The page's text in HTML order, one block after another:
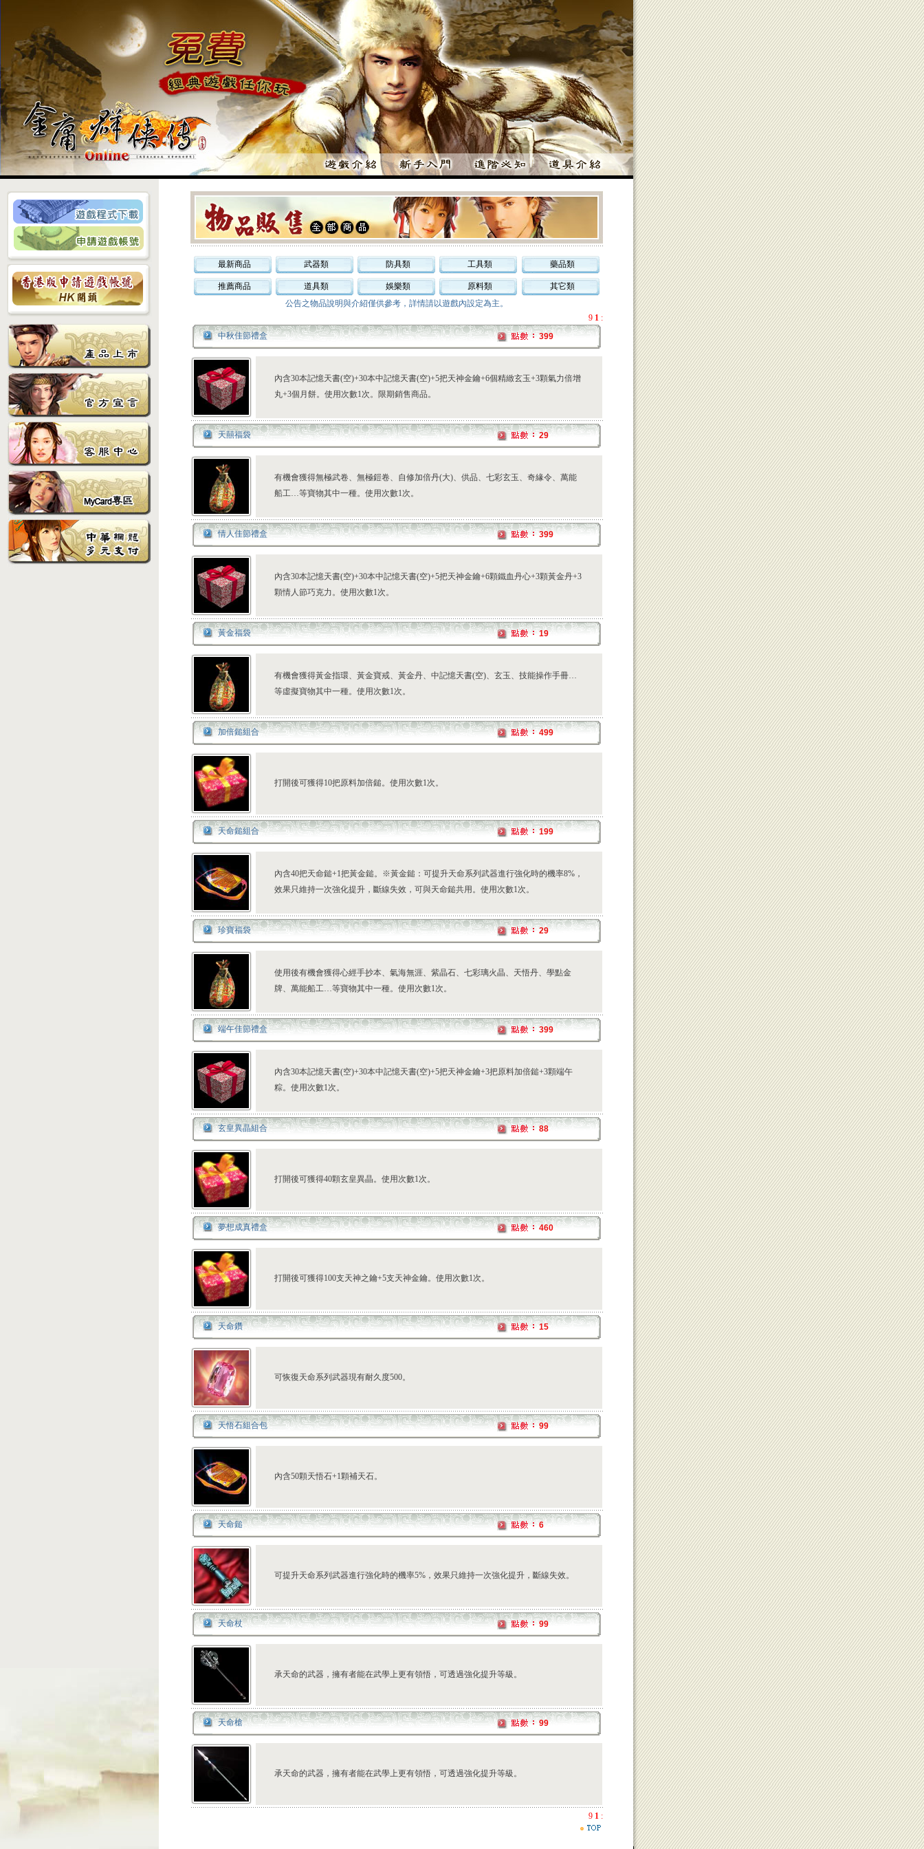
最新商品 武器類 防具類 工具類 藥品類
推薦商品 道具類 娛樂類 原料類
其它類
公告之物品說明與介紹僅供參考，詳情請以遊戲內設定為主。
9 1 :
中秋佳節禮盒
399
內含30本記憶天書(空)+30本中記憶天書(空)+5把天神金鑰+6個精緻玄玉+3顆氣力倍增
丸+3個月餅。使用次數1次。限期銷售商品。
天囍福袋 29
有機會獲得無極武卷、無極鎧卷、自修加倍丹(大)、供品、七彩玄玉、奇緣令、萬能
船工…等寶物其中一種。使用次數1次。
情人佳節禮盒 399
內含30本記憶天書(空)+30本中記憶天書(空)+5把天神金鑰+6顆鐵血丹心+3顆黃金丹+3
顆情人節巧克力。使用次數1次。
黃金福袋 19
有機會獲得黃金指環、黃金寶戒、黃金丹、中記憶天書(空)、玄玉、技能操作手冊…
等虛擬寶物其中一種。使用次數1次。
加倍鎚組合 499
打開後可獲得10把原料加倍鎚。使用次數1次。
天命鎚組合 199
內含40把天命鎚+1把黃金鎚。※黃金鎚：可提升天命系列武器進行強化時的機率8%，
效果只維持一次強化提升，斷線失效，可與天命鎚共用。使用次數1次。
珍寶福袋 29
使用後有機會獲得心經手抄本、氣海無涯、紫晶石、七彩璃火晶、天悟丹、學點金
牌、萬能船工…等寶物其中一種。使用次數1次。
端午佳節禮盒 399
內含30本記憶天書(空)+30本中記憶天書(空)+5把天神金鑰+3把原料加倍鎚+3顆端午
粽。使用次數1次。
玄皇異晶組合 88
打開後可獲得40顆玄皇異晶。使用次數1次。
夢想成真禮盒 460
打開後可獲得100支天神之鑰+5支天神金鑰。使用次數1次。
天命鑽 15
可恢復天命系列武器現有耐久度500。
天悟石組合包 99
內含50顆天悟石+1顆補天石。
天命鎚 6
可提升天命系列武器進行強化時的機率5%，效果只維持一次強化提升，斷線失效。
天命杖 99
承天命的武器，擁有者能在武學上更有領悟，可透過強化提升等級。
天命槍 99
承天命的武器，擁有者能在武學上更有領悟，可透過強化提升等級。
9 1 :